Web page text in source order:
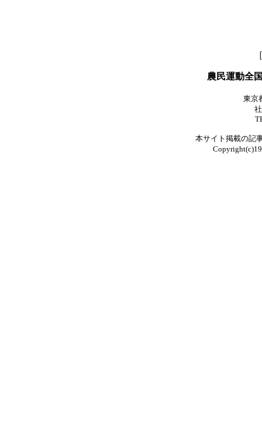
農民運動全
東京
本サイト掲載の記